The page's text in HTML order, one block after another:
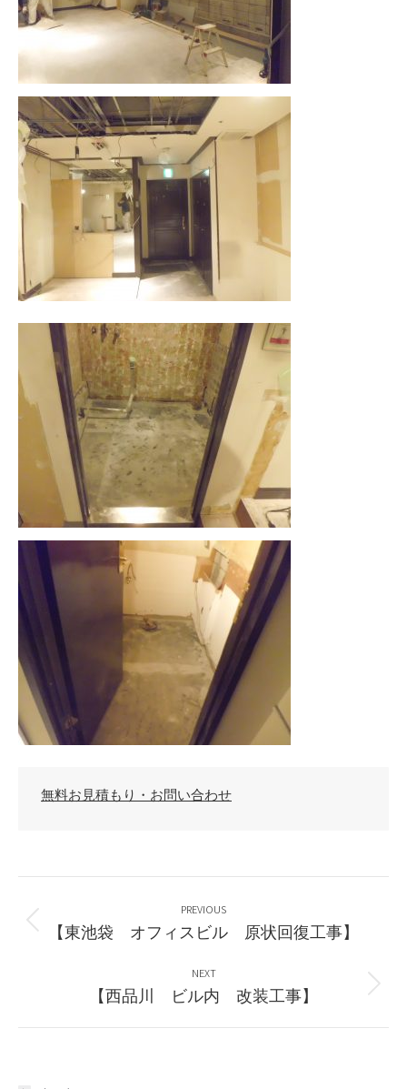
無料お見積もり・お問い合わせ
navigation
PREVIOUS
Previous
post:
【東池袋 オフィスビル 原状回復工事】
NEXT
Next
post:
【西品川 ビル内 改装工事】